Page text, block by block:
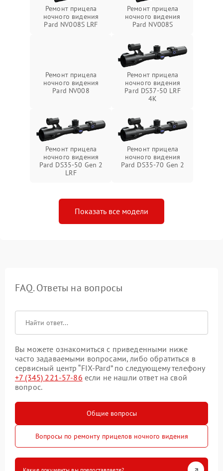
Ремонт прицела
ночного видения
Pard NV008S LRF
Ремонт прицела
ночного видения
Pard NV008S
Ремонт прицела
ночного видения
Pard NV008
Ремонт прицела
ночного видения
Pard DS37-50 LRF
4K
Ремонт прицела
ночного видения
Pard DS35-50 Gen 2
LRF
Ремонт прицела
ночного видения
Pard DS35-70 Gen 2
Показать все модели
FAQ. Ответы на вопросы
Вы можете ознакомиться с приведенными ниже
часто задаваемыми вопросами, либо обратиться в
сервисный центр “FIX-Pard” по следующему телефону
+7 (345) 221-57-86 если не нашли ответ на свой
вопрос.
Общие вопросы
Вопросы по ремонту прицелов ночного видения